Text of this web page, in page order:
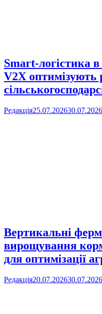
Smart-логістика в
V2X оптимізують
Редакція25.07.202630.07.2026
Вертикальні
вирощування
для оптимізації
Редакція20.07.202630.07.2026